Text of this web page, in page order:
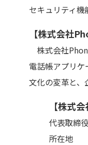
セキュリティ
【株式会社
株式会社
電話帳アプリ
文化の変革と、
【株式
代表取
所在地